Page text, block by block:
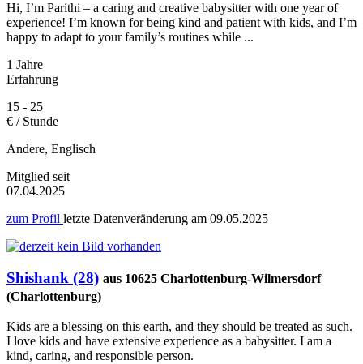
Hi, I’m Parithi – a caring and creative babysitter with one year of
experience! I’m known for being kind and patient with kids, and I’m
happy to adapt to your family’s routines while ...
1 Jahre
Erfahrung
15 - 25
€ / Stunde
Andere, Englisch
Mitglied seit
07.04.2025
zum Profil letzte Datenveränderung am 09.05.2025
Shishank (28) aus 10625 Charlottenburg-Wilmersdorf
(Charlottenburg)
Kids are a blessing on this earth, and they should be treated as such.
I love kids and have extensive experience as a babysitter. I am a
kind, caring, and responsible person.